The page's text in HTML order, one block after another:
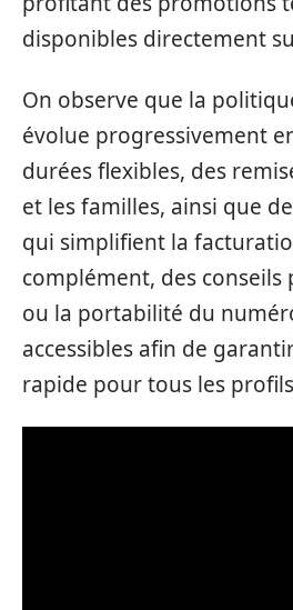
disponibles directement
On observe que la
évolue progressivement
durées flexibles, des
et les familles, ainsi que
qui simplifient la
complément, des
ou la portabilité du
accessibles afin de
rapide pour tous les profils